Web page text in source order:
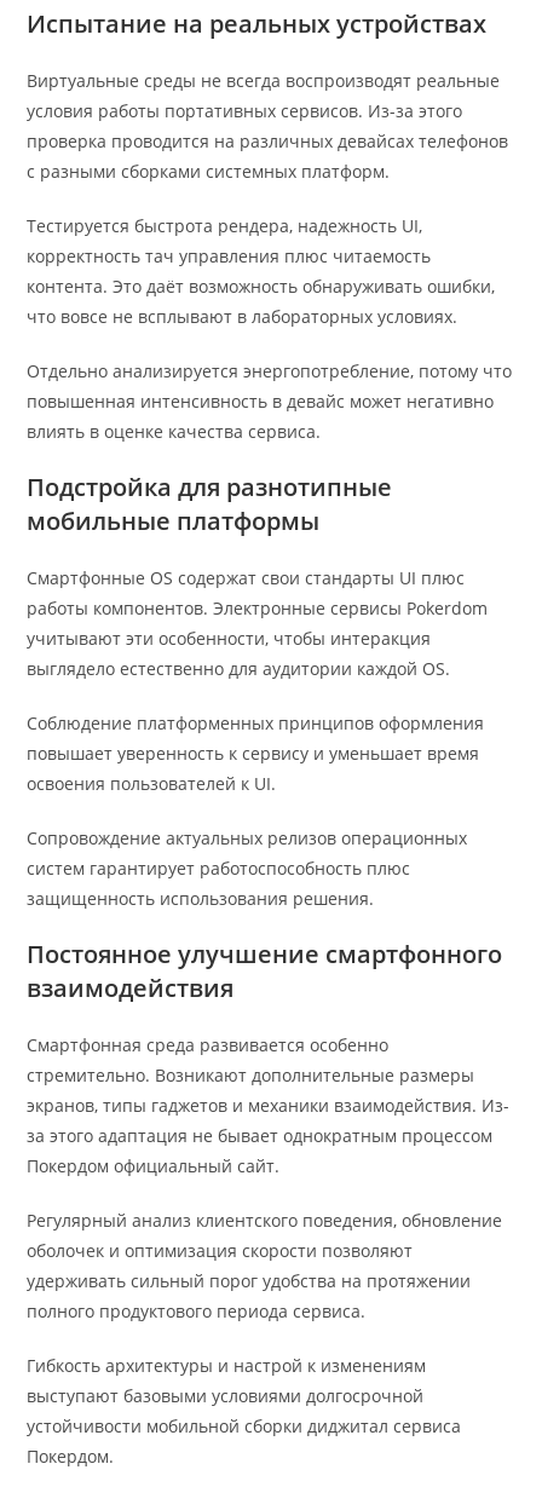
Испытание на реальных устройствах
Виртуальные среды не всегда воспроизводят реальные
условия работы портативных сервисов. Из-за этого
проверка проводится на различных девайсах телефонов
с разными сборками системных платформ.
Тестируется быстрота рендера, надежность UI,
корректность тач управления плюс читаемость
контента. Это даёт возможность обнаруживать ошибки,
что вовсе не всплывают в лабораторных условиях.
Отдельно анализируется энергопотребление, потому что
повышенная интенсивность в девайс может негативно
влиять в оценке качества сервиса.
Подстройка для разнотипные
мобильные платформы
Смартфонные OS содержат свои стандарты UI плюс
работы компонентов. Электронные сервисы Pokerdom
учитывают эти особенности, чтобы интеракция
выглядело естественно для аудитории каждой OS.
Соблюдение платформенных принципов оформления
повышает уверенность к сервису и уменьшает время
освоения пользователей к UI.
Сопровождение актуальных релизов операционных
систем гарантирует работоспособность плюс
защищенность использования решения.
Постоянное улучшение смартфонного
взаимодействия
Смартфонная среда развивается особенно
стремительно. Возникают дополнительные размеры
экранов, типы гаджетов и механики взаимодействия. Из-
за этого адаптация не бывает однократным процессом
Покердом официальный сайт.
Регулярный анализ клиентского поведения, обновление
оболочек и оптимизация скорости позволяют
удерживать сильный порог удобства на протяжении
полного продуктового периода сервиса.
Гибкость архитектуры и настрой к изменениям
выступают базовыми условиями долгосрочной
устойчивости мобильной сборки диджитал сервиса
Покердом.